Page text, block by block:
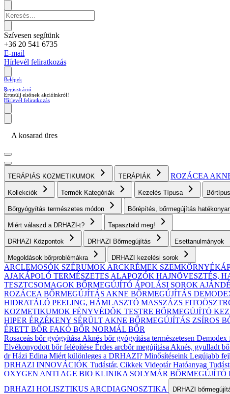
Szívesen segítünk
+36 20 541 6735
E-mail
Hírlevél feliratkozás
Belépek
Regisztráció
Értesülj elsőnek akcióinkról!
Hírlevél feliratkozás
A kosarad üres
TERÁPIÁS KOZMETIKUMOK TERÁPIÁK ROZÁCEA
Kollekciók Termék Kategóriák Kezelés Típusa Bőrtípus
Bőrgyógyítás természetes módon Bőrépítés, bőrmegújítás
Miért válaszd a DRHAZI-t? Tapasztald meg!
DRHAZI Központok DRHAZI Bőrmegújítás Esettanulmányok
Megoldások bőrproblémákra DRHAZI kezelési sorok
ARCLEMOSÓK SZÉRUMOK ARCKRÉMEK
AJAKÁPOLÓ TERMÉSZETES ALAPOZÓK HAJNÖVESZTÉS,
TESZTCSOMAGOK BŐRMEGÚJÍTÓ ÁPOLÁSI SOROK
ROZÁCEA BŐRMEGÚJÍTÁS AKNE BŐRMEGÚJÍTÁS
HIDRATÁLÓ PEELING, HÁMLASZTÓ MASSZÁZS
KOZMETIKUMOK FÉNYVÉDŐK TESTRE BŐRMEGÚJÍTÓ
HIPER ÉRZÉKENY SÉRÜLT AKNE BŐRMEGÚJÍTÁS ZSÍROS
ÉRETT BŐR FAKÓ BŐR NORMÁL BŐR
Rosaceás bőr gyógyítása Aknés bőr gyógyítása természetesen Demodex
Elvékonyodott bőr felépítése Érdes arcbőr megújítása Aknés, gyulladt
dr Házi Edina Miért különleges a DRHAZI? Minősítéseink Legújabb
DRHAZI INNOVÁCIÓK Tudástár, Cikkek VideotárHatóanyag
OXYGEN ANTI AGE BIO KLINIKA SOLYMÁR BŐRMEGÚJÍTÓ
DRHAZI HOLISZTIKUS ARCDIAGNOSZTIKA
DRHAZI